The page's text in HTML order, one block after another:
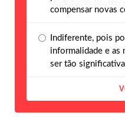
compensar novas
Indiferente, pois
informalidade e as
ser tão